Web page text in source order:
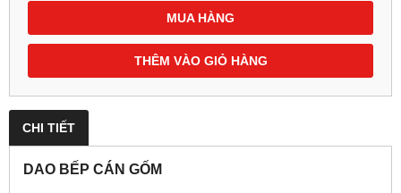
MUA HÀNG
THÊM VÀO GIỎ HÀNG
CHI TIẾT
DAO BẾP CÁN GỐM